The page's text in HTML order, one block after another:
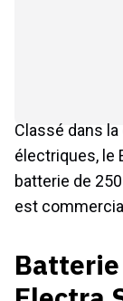
Classé dans
électriques, le
batterie de
est